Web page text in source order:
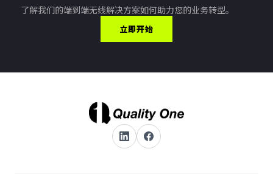
了解我们的端到端无线解决方案如何助力您的业务转型。
立即开始